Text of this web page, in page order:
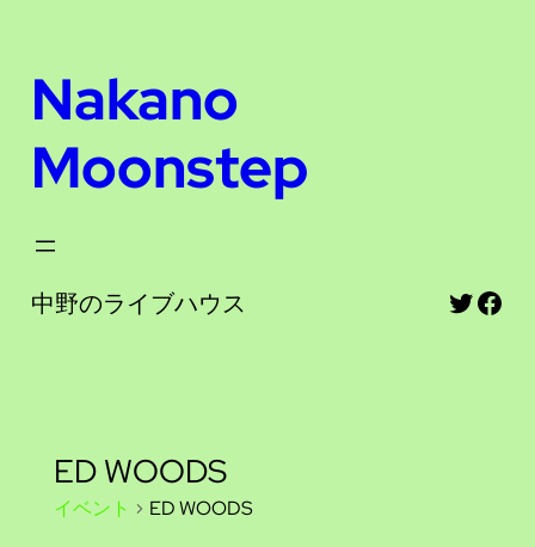
Nakano
Moonstep
中野のライブハウス Twitter
ED WOODS
イベント ED WOODS